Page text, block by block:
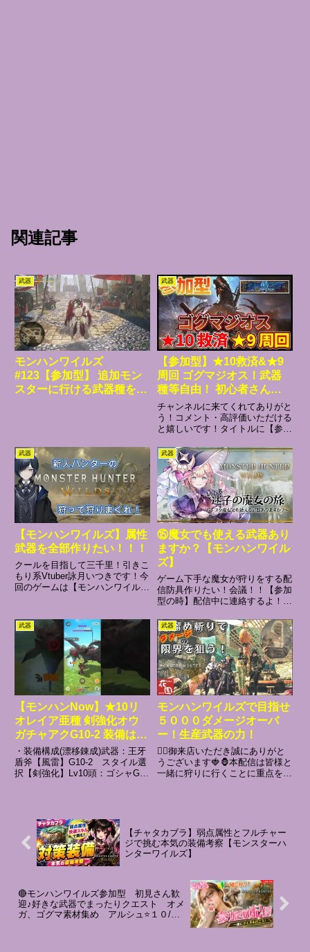
関連記事
武器
モンハンワイルズ
#123【参加型】 追加モン
スターに行ける武器種を増
武器
【参加型】★10救済&★9
周回 ゴグマジオス！武器
種等自由！ 初心者さん大
歓迎！モンハンワイルズ参
加型 #mhwilds #shorts #
縦型配信
チャンネルに来てくれてありがと
う！コメント・高評価いただける
と嬉しいです！タイトルに【参加
信です***********************参加型
用サークルロビー参加方法1. 周
回所入り口のフェリチタに話し
か...
武器
【モンハンワイルズ】属性
武器を全部作りたい！！！
クールを目指して三千里！引きこ
もり系Vtuber詠月いつきです！今
回のゲームは【モンハンワイル
て入室してくださいうまれば3回
交代で！チャタカブラの金冠募集
中ライトボウガン・ヘビーボウ...
武器
⑮魔女でも使える武器あり
ますか？【モンハンワイル
ズ】
ゲーム下手な魔女が狩りをする配
信防具作りたい！会議！！【参加
型の時】配信中に連絡するよ！※
てからだよ※基本コメント先着順
※いっぱいだったら交代で
Twitter【お願い】・リスナー同士
で喧嘩しないこと・初心者なの...
武器
【モンハンNow】★10リ
オレイア亜種 剣強化オウ
ガチャアクG10-2 装備は概
要記載#shorts #モンハン
now #モンスターハンター
now #モンハン #ゲーム #
・装備構成(漂移錬成)武器：王牙
盾斧【風雷】G10-2 スタイル選
択【剣強化】Lv10頭：ゴシャG6-
し)・装備スキルチェンジブ...
武器
モンハンワイルズで目指せ
５０００ダメージオーバ
ー！生産武器の力！
🧚‍♀️御来店いただき誠にありがと
うございます🍓🦍本配信は皆様と
一緒に狩りに行くことに重点を置
認ください。サブ画面...
【チャタカブラ】弱点属性とフルチャー
ジで挑む本気の装備考察【モンスターハ
ンターワイルズ】
🔴モンハンワイルズ参加型 初見さん歓
迎♪好きな武器でまったりクエスト オメ
ガ、ゴグマ素材集め アルシュ⭐１０/バ